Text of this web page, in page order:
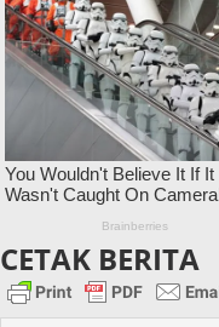
CETAK BERITA